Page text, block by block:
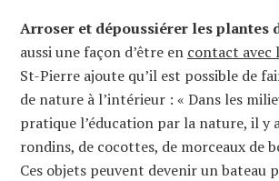
Arroser et dépoussiérer les plantes
aussi une façon d’être en contact avec
St-Pierre ajoute qu’il est possible de
de nature à l’intérieur : « Dans les
pratique l’éducation par la nature, il y
rondins, de cocottes, de morceaux de
Ces objets peuvent devenir un bateau